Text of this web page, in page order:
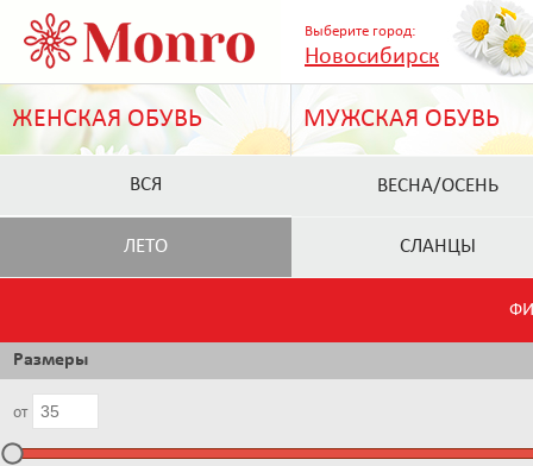
Выберите город:
Новосибирск
ЖЕНСКАЯ ОБУВЬ МУЖСКАЯ ОБУВЬ
ВСЯ ВЕСНА/ОСЕНЬ
ЛЕТО СЛАНЦЫ
Размеры
от